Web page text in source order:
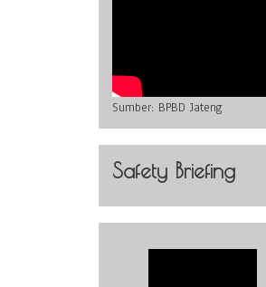
Sumber: BPBD Jateng
Safety Briefing